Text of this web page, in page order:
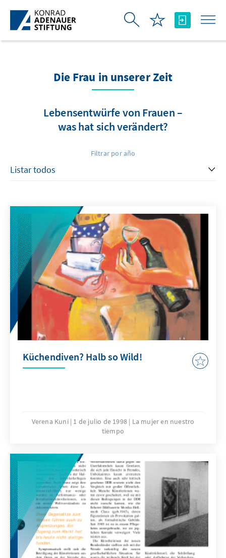
Saltar al contenido principal
Die Frau in unserer Zeit
Lebensentwürfe von Frauen –
was hat sich verändert?
Filtrar por año
Küchendiven? Halb so Wild!
Verena Kuni 1 de julio de 1998
La mujer en nuestro
tiempo